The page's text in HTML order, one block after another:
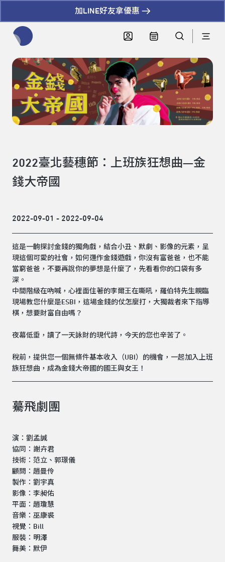
加LINE好友拿優惠
2022臺北藝穗節：上班族狂想曲—金
錢大帝國
2022-09-01 - 2022-09-04
這是一齣探討金錢的獨角戲，結合小丑、默劇、影像的元素，呈
現這個可愛的社會，如何運作金錢遊戲，你沒有富爸爸，也不能
當窮爸爸，不要再說你的夢想是什麼了，先看看你的口袋有多
深。
中間階級在吶喊，心裡面住著的李爾王在嘶吼，羅伯特先生親臨
現場教您什麼是ESBI，這場金錢的仗怎麼打，大獨裁者來下指導
棋，想要財富自由嗎？
夜幕低垂，讀了一天詠財的現代詩，今天的您也辛苦了。
稅前，提供您一個無條件基本收入（UBI）的機會，一起加入上班
族狂想曲，成為金錢大帝國的國王與女王！
驀飛劇團
演：劉孟諴
協同：謝卉君
技術：范立、郭璟儀
顧問：趙曼伶
製作：劉宇真
影像：李昶佑
平面：趙瓊慧
音樂：巫康裘
視覺：Bill
服裝：明澤
舞美：默伊